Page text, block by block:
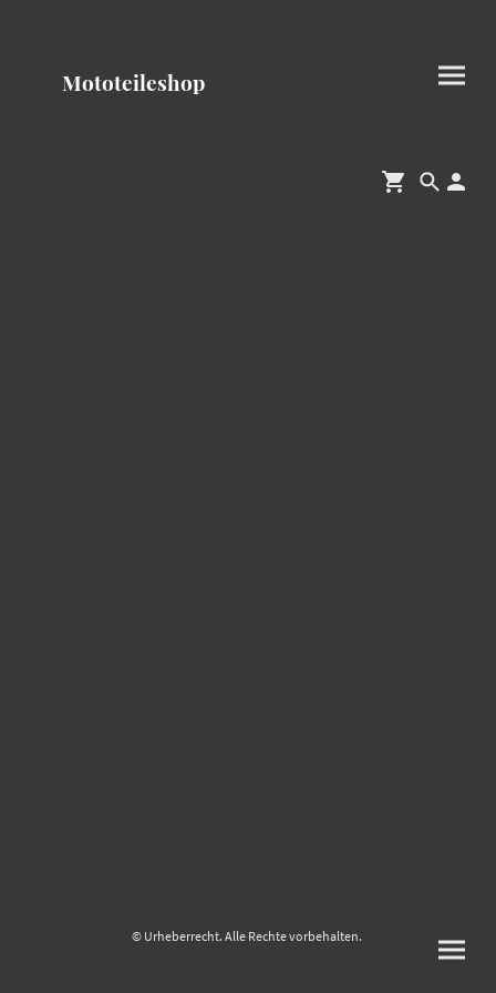
Mototeileshop
© Urheberrecht. Alle Rechte vorbehalten.